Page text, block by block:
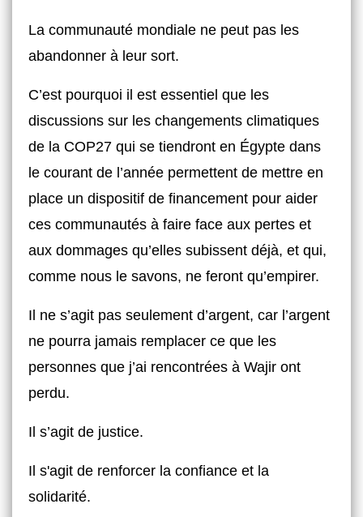
La communauté mondiale ne peut pas les
abandonner à leur sort.
C’est pourquoi il est essentiel que les
discussions sur les changements climatiques
de la COP27 qui se tiendront en Égypte dans
le courant de l’année permettent de mettre en
place un dispositif de financement pour aider
ces communautés à faire face aux pertes et
aux dommages qu’elles subissent déjà, et qui,
comme nous le savons, ne feront qu’empirer.
Il ne s’agit pas seulement d’argent, car l’argent
ne pourra jamais remplacer ce que les
personnes que j’ai rencontrées à Wajir ont
perdu.
Il s’agit de justice.
Il s'agit de renforcer la confiance et la
solidarité.